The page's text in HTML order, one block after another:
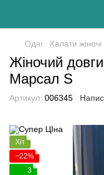
Одяг Халати жіночі
Жіночий
Марсал S
Артикул: 006345
Хіт
−22%
3